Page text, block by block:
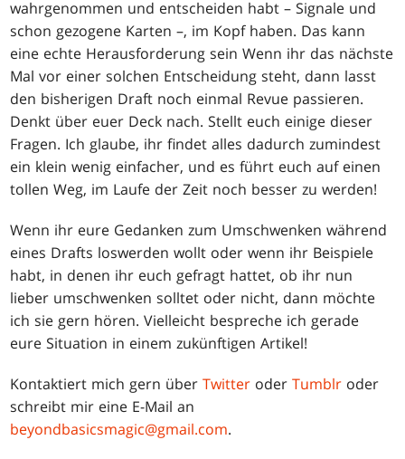
wahrgenommen und entscheiden habt – Signale und
schon gezogene Karten –, im Kopf haben. Das kann
eine echte Herausforderung sein Wenn ihr das nächste
Mal vor einer solchen Entscheidung steht, dann lasst
den bisherigen Draft noch einmal Revue passieren.
Denkt über euer Deck nach. Stellt euch einige dieser
Fragen. Ich glaube, ihr findet alles dadurch zumindest
ein klein wenig einfacher, und es führt euch auf einen
tollen Weg, im Laufe der Zeit noch besser zu werden!
Wenn ihr eure Gedanken zum Umschwenken während
eines Drafts loswerden wollt oder wenn ihr Beispiele
habt, in denen ihr euch gefragt hattet, ob ihr nun
lieber umschwenken solltet oder nicht, dann möchte
ich sie gern hören. Vielleicht bespreche ich gerade
eure Situation in einem zukünftigen Artikel!
Kontaktiert mich gern überTwitter oderTumblr oder
schreibt mir eine E-Mail an
beyondbasicsmagic@gmail.com.